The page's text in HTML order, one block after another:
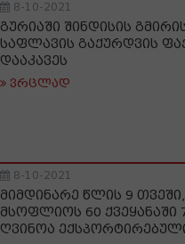
8-10-2021
გურიაში შინდისის
საფლავის გაქურდვის
დააკავეს
ვრცლად
8-10-2021
მიმდინარე წლის 9
მსოფლიოს 60
ღვინოა